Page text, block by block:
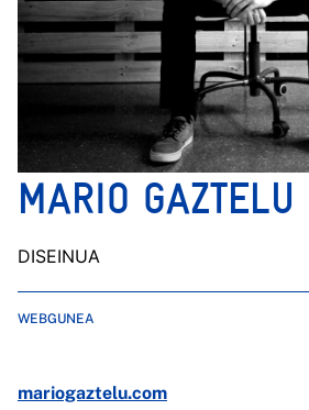
MARIO GAZTELU
DISEINUA
WEBGUNEA
mariogaztelu.com